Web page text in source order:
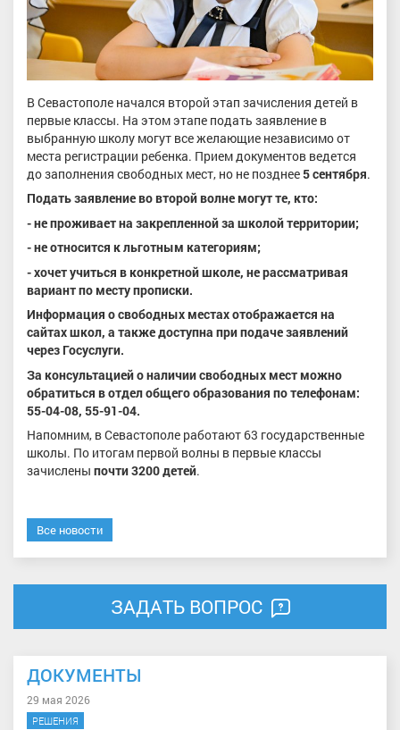
В Севастополе начался второй этап зачисления детей в
первые классы. На этом этапе подать заявление в
выбранную школу могут все желающие независимо от
места регистрации ребенка. Прием документов ведется
до заполнения свободных мест, но не позднее5 сентября.
Подать заявление во второй волне могут те, кто:
- не проживает на закрепленной за школой территории;
- не относится к льготным категориям;
- хочет учиться в конкретной школе, не рассматривая
вариант по месту прописки.
Информация о свободных местах отображается на
сайтах школ, а также доступна при подаче заявлений
через Госуслуги.
За консультацией о наличии свободных мест можно
обратиться в отдел общего образования по телефонам:
55-04-08, 55-91-04.
Напомним, в Севастополе работают 63 государственные
школы. По итогам первой волны в первые классы
зачислены почти 3200 детей.
Все новости
ЗАДАТЬ ВОПРОС
ДОКУМЕНТЫ
29 мая 2026
РЕШЕНИЯ